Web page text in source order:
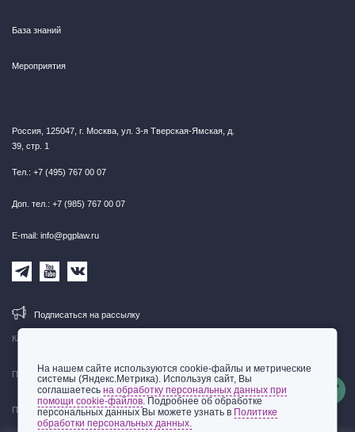
Карта сайта
Правовая информация
Политика обработки персональных данных
База знаний
Мероприятия
Россия, 125047, г. Москва, ул. 3-я Тверская-Ямская, д.
39, стр. 1
Тел.: +7 (495) 767 00 07
Доп. тел.: +7 (985) 767 00 07
E-mail: info@pgplaw.ru
Подписаться на рассылку
На нашем сайте используются cookie-файлы и метрические
системы (Яндекс.Метрика). Используя сайт, Вы
соглашаетесьна обработку персональных данных при
помощи cookie-файлов. Подробнее об обработке
персональных данных Вы можете узнать в Политике
обработки персональных данных.